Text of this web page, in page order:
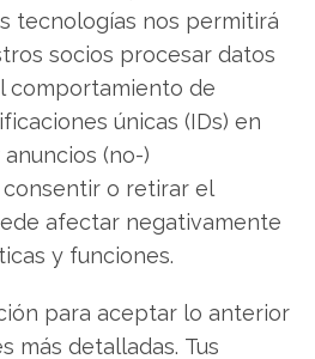
tecnologías nos permitirá
socios procesar datos
comportamiento de
únicas (IDs) en
(no-)
o retirar el
afectar negativamente
y funciones.
para aceptar lo anterior
más detalladas. Tus
Facebook
LinkedIn
enlace